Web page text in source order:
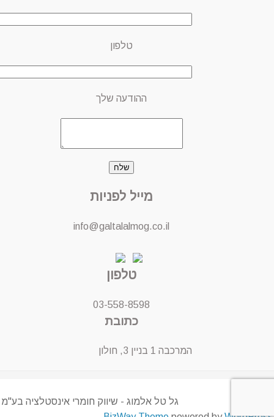
טלפון
ההודעה שלך
מייל לפניות
info@galtalalmog.co.il
טלפון
03-558-8598
כתובת
המרכבה 1 בניין 3, חולון
גל טל אלמוג - שיווק חומרי אינסטלציה בע"מ